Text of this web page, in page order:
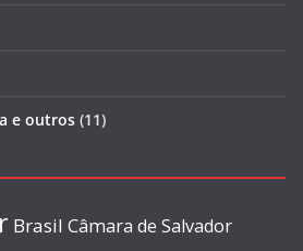
e outros (11)
Brasil Câmara de Salvador